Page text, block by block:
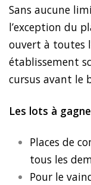
Sans aucune
l’exception du
ouvert à toutes
établissement
cursus avant le
Les lots à
Places de
tous les
Pour le